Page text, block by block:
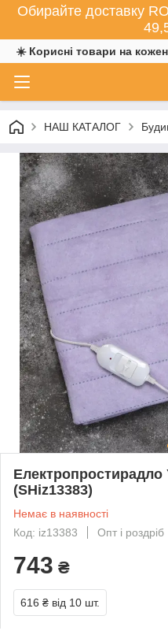
Обирайте доставку
☀️ Корисні товари на
НАШ КАТАЛОГ
Електропростирадло
(SHiz13383)
Немає в наявності
Код: iz13383
Опт і роздріб
743 ₴
616 ₴ від 10 шт.